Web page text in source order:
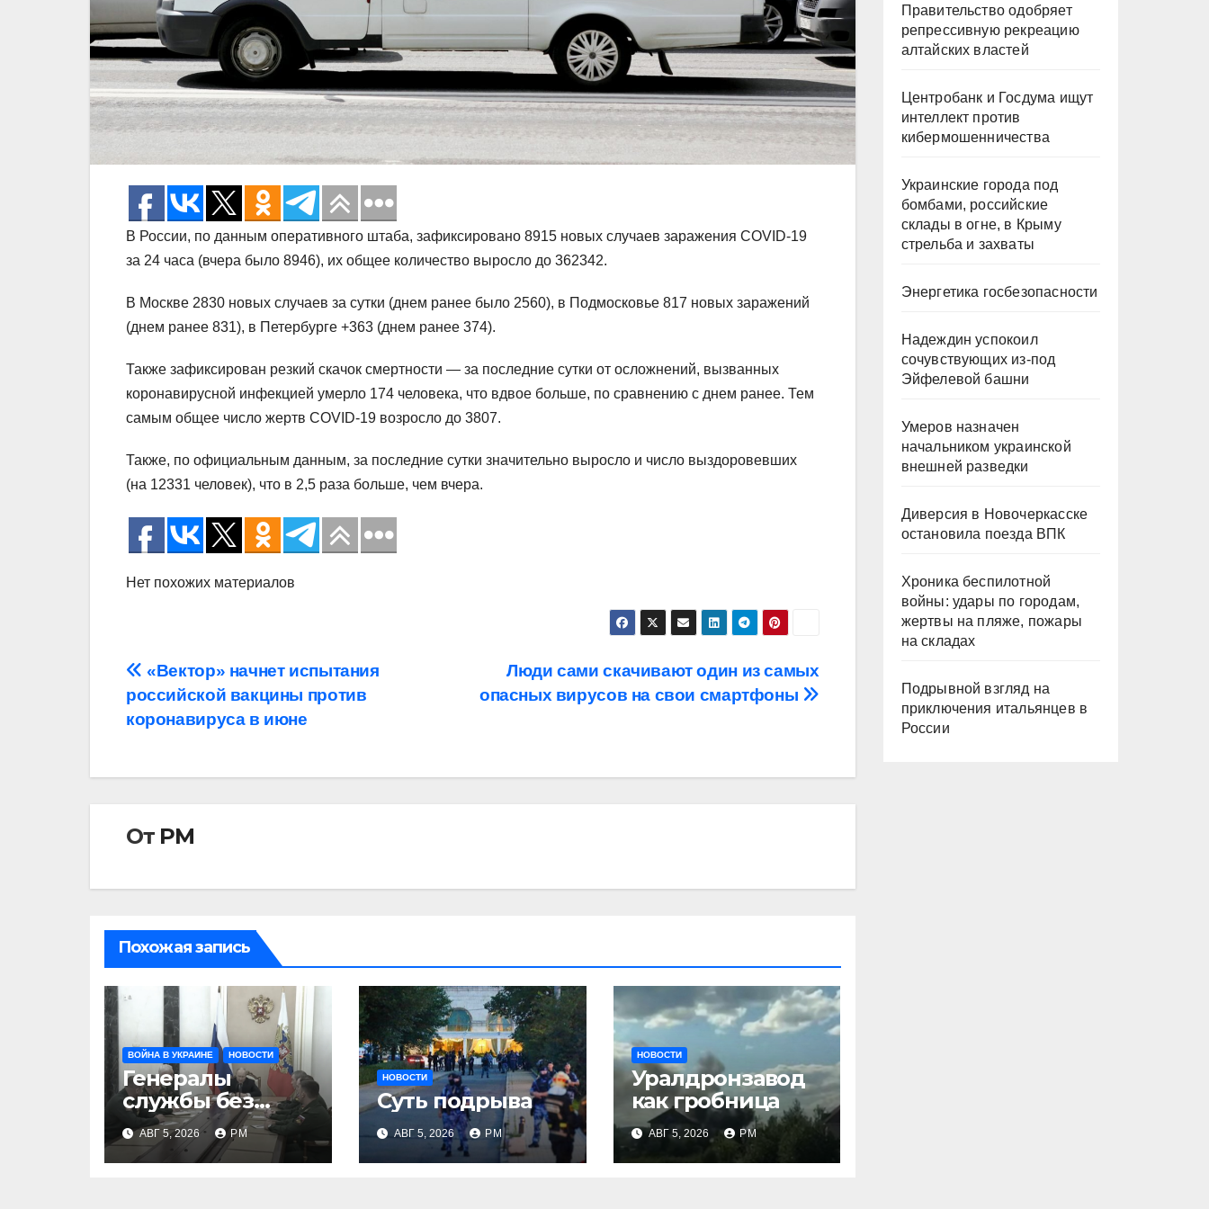
В России, по данным оперативного штаба, зафиксировано 8915 новых случаев заражения COVID-19
за 24 часа (вчера было 8946), их общее количество выросло до 362342.
В Москве 2830 новых случаев за сутки (днем ранее было 2560), в Подмосковье 817 новых заражений
(днем ранее 831), в Петербурге +363 (днем ранее 374).
Также зафиксирован резкий скачок смертности — за последние сутки от осложнений, вызванных
коронавирусной инфекцией умерло 174 человека, что вдвое больше, по сравнению с днем ранее. Тем
самым общее число жертв COVID-19 возросло до 3807.
Также, по официальным данным, за последние сутки значительно выросло и число выздоровевших
(на 12331 человек), что в 2,5 раза больше, чем вчера.
Нет похожих материалов
Навигация
по
Люди сами скачивают один из самых
опасных вирусов на свои смартфоны
«Вектор» начнет испытания
российской вакцины против
коронавируса в июне
От РМ
Похожая запись
ВОЙНА В УКРАИНЕ НОВОСТИ
Генералы
службы без
тыла
АВГ 5, 2026 РМ
НОВОСТИ
Суть подрыва
АВГ 5, 2026 РМ
НОВОСТИ
Уралдронзавод
как гробница
АВГ 5, 2026 РМ
Правительство одобряет
репрессивную рекреацию
алтайских властей
Центробанк и Госдума ищут
интеллект против
кибермошенничества
Украинские города под
бомбами, российские
склады в огне, в Крыму
стрельба и захваты
Энергетика госбезопасности
Надеждин успокоил
сочувствующих из-под
Эйфелевой башни
Умеров назначен
начальником украинской
внешней разведки
Диверсия в Новочеркасске
остановила поезда ВПК
Хроника беспилотной
войны: удары по городам,
жертвы на пляже, пожары
на складах
Подрывной взгляд на
приключения итальянцев в
России